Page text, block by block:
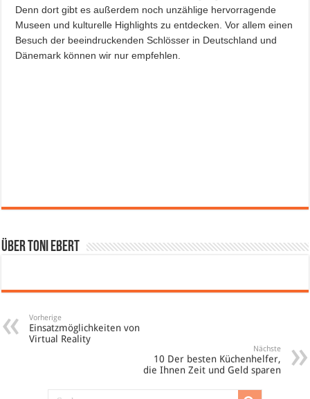
Denn dort gibt es außerdem noch unzählige hervorragende
Museen und kulturelle Highlights zu entdecken. Vor allem einen
Besuch der beeindruckenden Schlösser in Deutschland und
Dänemark können wir nur empfehlen.
Über Toni Ebert
Vorherige
Einsatzmöglichkeiten von
Virtual Reality
Nächste
10 Der besten Küchenhelfer,
die Ihnen Zeit und Geld sparen